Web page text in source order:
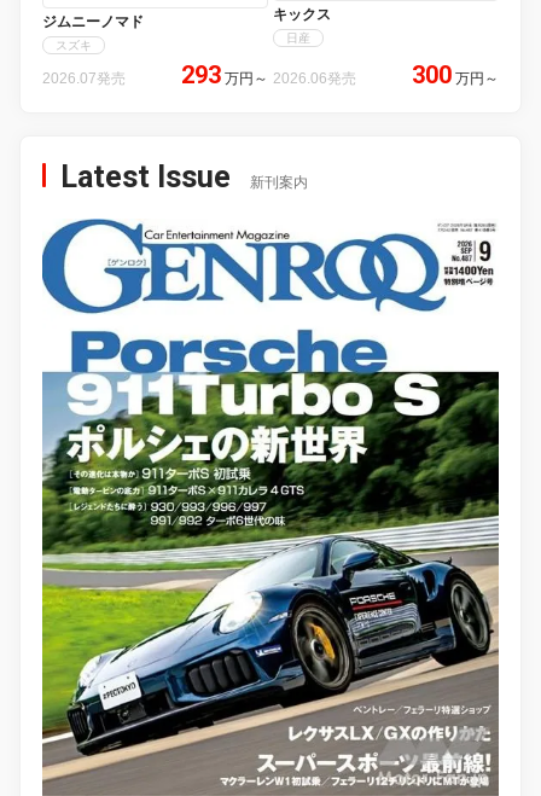
ジムニーノマド
スズキ
2026.07発売 293 万円 ～
キックス
日産
2026.06発売 300 万円 ～
Latest Issue 新刊案内